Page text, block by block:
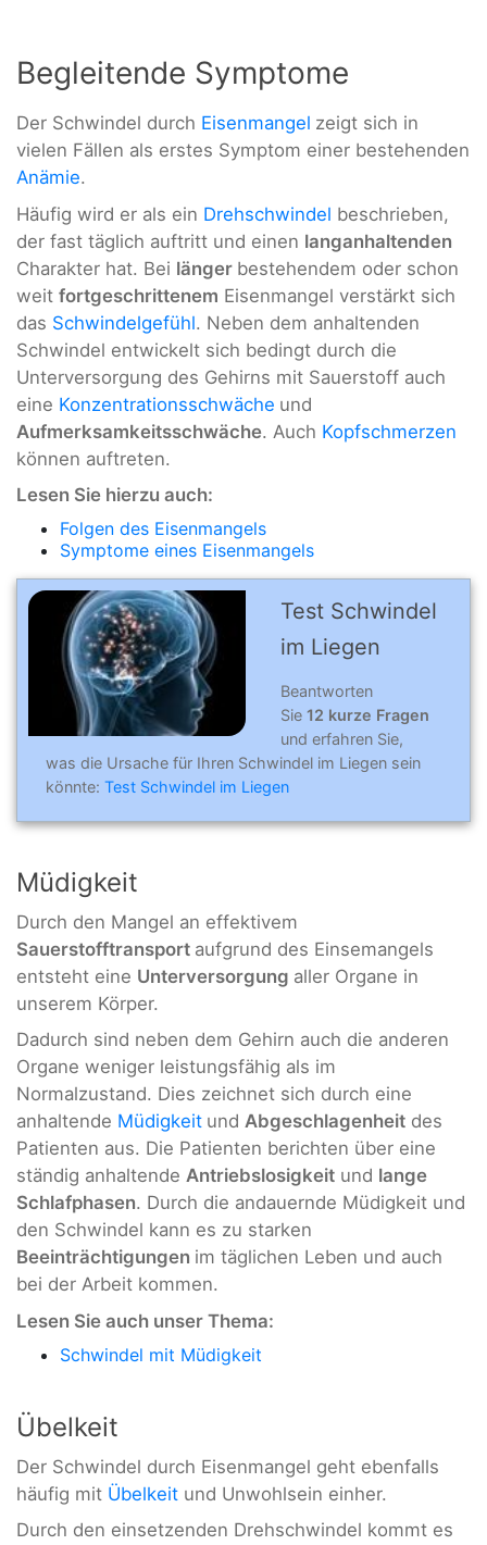
Begleitende Symptome
Der Schwindel durch Eisenmangel zeigt sich in
vielen Fällen als erstes Symptom einer bestehenden
Anämie.
Häufig wird er als ein Drehschwindel beschrieben,
der fast täglich auftritt und einen langanhaltenden
Charakter hat. Bei länger bestehendem oder schon
weit fortgeschrittenem Eisenmangel verstärkt sich
das Schwindelgefühl. Neben dem anhaltenden
Schwindel entwickelt sich bedingt durch die
Unterversorgung des Gehirns mit Sauerstoff auch
eine Konzentrationsschwäche und
Aufmerksamkeitsschwäche. Auch Kopfschmerzen
können auftreten.
Lesen Sie hierzu auch:
Folgen des Eisenmangels
Symptome eines Eisenmangels
Test Schwindel
im Liegen
Beantworten
Sie 12 kurze Fragen
und erfahren Sie,
was die Ursache für Ihren Schwindel im Liegen sein
könnte: Test Schwindel im Liegen
Müdigkeit
Durch den Mangel an effektivem
Sauerstofftransport aufgrund des Einsemangels
entsteht eine Unterversorgung aller Organe in
unserem Körper.
Dadurch sind neben dem Gehirn auch die anderen
Organe weniger leistungsfähig als im
Normalzustand. Dies zeichnet sich durch eine
anhaltende Müdigkeit und Abgeschlagenheit des
Patienten aus. Die Patienten berichten über eine
ständig anhaltende Antriebslosigkeit und lange
Schlafphasen. Durch die andauernde Müdigkeit und
den Schwindel kann es zu starken
Beeinträchtigungen im täglichen Leben und auch
bei der Arbeit kommen.
Lesen Sie auch unser Thema:
Schwindel mit Müdigkeit
Übelkeit
Der Schwindel durch Eisenmangel geht ebenfalls
häufig mit Übelkeit und Unwohlsein einher.
Durch den einsetzenden Drehschwindel kommt es